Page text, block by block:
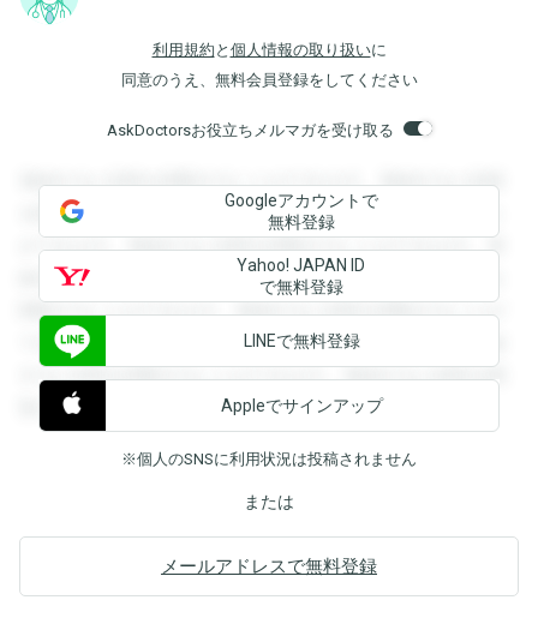
利用規約 と 個人情報の取り扱いに
同意のうえ、無料会員登録をしてください
AskDoctorsお役立ちメルマガを受け取る
登録すると回答を閲覧することができます。登録すると回答
を閲覧することができます。登録すると回答を閲覧すること
ができます。登録すると回答を閲覧することができます。登
録すると回答を閲覧することができます。登録すると回答を
閲覧することができます。登録すると回答を閲覧することが
できます。登録すると回答を閲覧することができます。登録
すると回答を閲覧することができます。登録すると回答を閲
覧することができます。
Googleアカウントで
無料登録
Yahoo! JAPAN ID
で無料登録
LINEで無料登録
Appleでサインアップ
※個人のSNSに利用状況は投稿されません
または
メールアドレスで無料登録